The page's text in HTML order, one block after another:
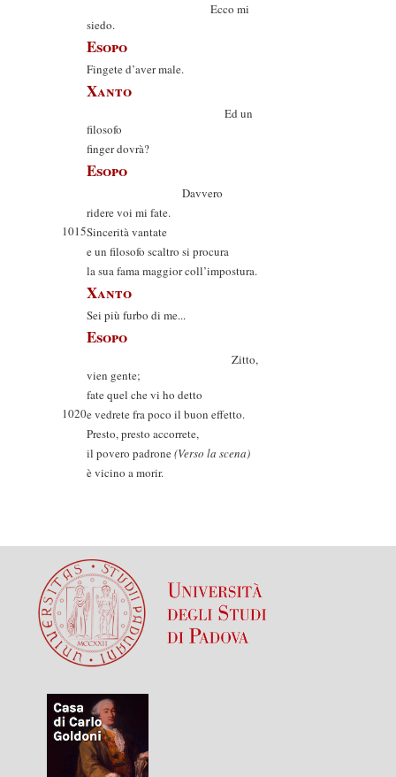
Ecco mi
siedo.
Esopo
Fingete d’aver male.
Xanto
Ed un
filosofo
finger dovrà?
Esopo
Davvero
ridere voi mi fate.
1015Sincerità vantate
e un filosofo scaltro si procura
la sua fama maggior coll’impostura.
Xanto
Sei più furbo di me...
Esopo
Zitto,
vien gente;
fate quel che vi ho detto
1020e vedrete fra poco il buon effetto.
Presto, presto accorrete,
il povero padrone(Verso la scena)
è vicino a morir.